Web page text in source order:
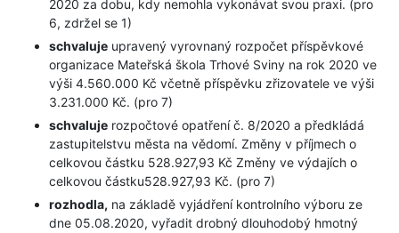
2020 za dobu, kdy nemohla vykonávat svou praxi. (pro
6, zdržel se 1)
schvaluje upravený vyrovnaný rozpočet příspěvkové
organizace Mateřská škola Trhové Sviny na rok 2020 ve
výši 4.560.000 Kč včetně příspěvku zřizovatele ve výši
3.231.000 Kč. (pro 7)
schvaluje rozpočtové opatření č. 8/2020 a předkládá
zastupitelstvu města na vědomí. Změny v příjmech o
celkovou částku 528.927,93 Kč Změny ve výdajích o
celkovou částku528.927,93 Kč. (pro 7)
rozhodla, na základě vyjádření kontrolního výboru ze
dne 05.08.2020, vyřadit drobný dlouhodobý hmotný